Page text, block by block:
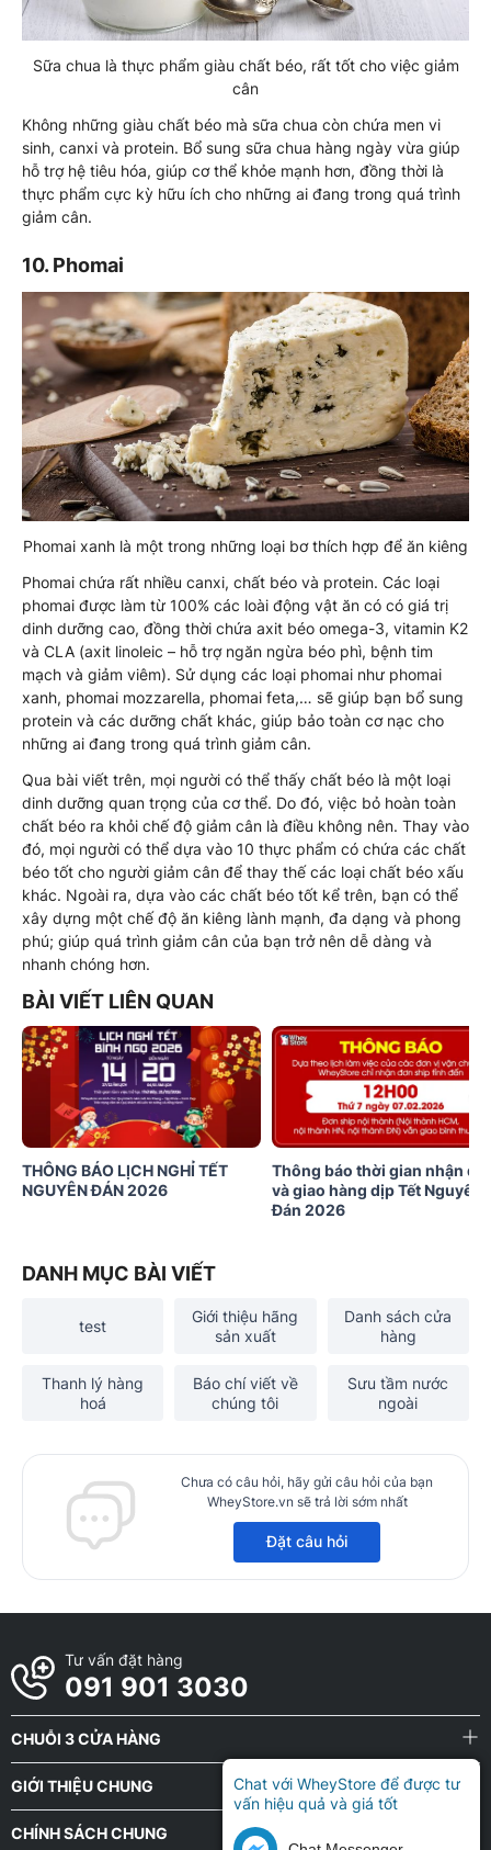
Sữa chua là thực phẩm giàu chất béo, rất tốt cho việc giảm
cân
Không những giàu chất béo mà sữa chua còn chứa men vi
sinh, canxi và protein. Bổ sung sữa chua hàng ngày vừa giúp
hỗ trợ hệ tiêu hóa, giúp cơ thể khỏe mạnh hơn, đồng thời là
thực phẩm cực kỳ hữu ích cho những ai đang trong quá trình
giảm cân.
10. Phomai
Phomai xanh là một trong những loại bơ thích hợp để ăn kiêng
Phomai chứa rất nhiều canxi, chất béo và protein. Các loại
phomai được làm từ 100% các loài động vật ăn có có giá trị
dinh dưỡng cao, đồng thời chứa axit béo omega-3, vitamin K2
và CLA (axit linoleic – hỗ trợ ngăn ngừa béo phì, bệnh tim
mạch và giảm viêm). Sử dụng các loại phomai như phomai
xanh, phomai mozzarella, phomai feta,… sẽ giúp bạn bổ sung
protein và các dưỡng chất khác, giúp bảo toàn cơ nạc cho
những ai đang trong quá trình giảm cân.
Qua bài viết trên, mọi người có thể thấy chất béo là một loại
dinh dưỡng quan trọng của cơ thể. Do đó, việc bỏ hoàn toàn
chất béo ra khỏi chế độ giảm cân là điều không nên. Thay vào
đó, mọi người có thể dựa vào 10 thực phẩm có chứa các chất
béo tốt cho người giảm cân để thay thế các loại chất béo xấu
khác. Ngoài ra, dựa vào các chất béo tốt kể trên, bạn có thể
xây dựng một chế độ ăn kiêng lành mạnh, đa dạng và phong
phú; giúp quá trình giảm cân của bạn trở nên dễ dàng và
nhanh chóng hơn.
BÀI VIẾT LIÊN QUAN
THÔNG BÁO LỊCH NGHỈ TẾT
NGUYÊN ĐÁN 2026
Thông báo thời gian nhận
và giao hàng dịp Tết Nguyên
Đán 2026
DANH MỤC BÀI VIẾT
test
Giới thiệu hãng
sản xuất
Danh sách cửa
hàng
Thanh lý hàng
hoá
Báo chí viết về
chúng tôi
Sưu tầm nước
ngoài
Chưa có câu hỏi, hãy gửi câu hỏi của bạn
WheyStore.vn sẽ trả lời sớm nhất
Đặt câu hỏi
Tư vấn đặt hàng
091 901 3030
CHUỖI 3 CỬA HÀNG
GIỚI THIỆU CHUNG
CHÍNH SÁCH CHUNG
Chat với WheyStore để được tư
vấn hiệu quả và giá tốt